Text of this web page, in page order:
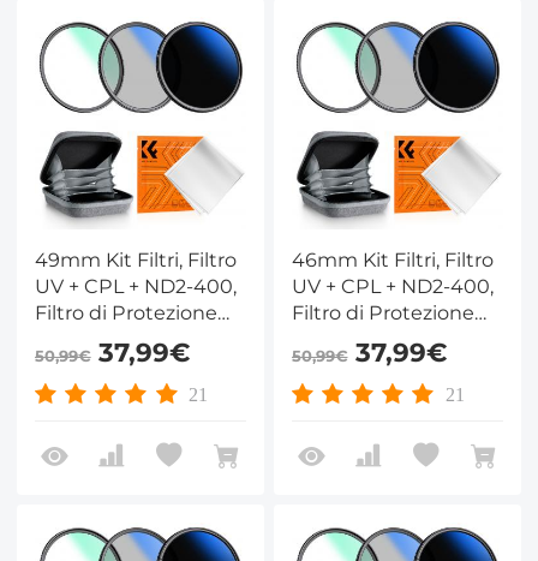
49mm Kit Filtri, Filtro
UV + CPL + ND2-400,
Filtro di Protezione
MCUV + Polarizzatore
+ Densità Neutra
ND2-400 con
Serie Nano-Klear
50,99€37,99€
21
46mm Kit Filtri, Filtro
UV + CPL + ND2-400,
Filtro di Protezione
MCUV + Polarizzatore
+ Densità Neutra
ND2-400 con
Serie Nano-Klear
50,99€37,99€
21